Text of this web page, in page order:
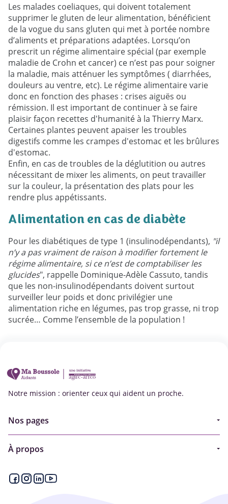
Les malades coeliaques, qui doivent totalement
supprimer le gluten de leur alimentation, bénéficient
de la vogue du sans gluten qui met à portée nombre
d’aliments et préparations adaptées. Lorsqu’on
prescrit un régime alimentaire spécial (par exemple
maladie de Crohn et cancer) ce n’est pas pour soigner
la maladie, mais atténuer les symptômes ( diarrhées,
douleurs au ventre, etc). Le régime alimentaire varie
donc en fonction des phases : crises aiguës ou
rémission. Il est important de continuer à se faire
plaisir façon recettes d'humanité à la Thierry Marx.
Certaines plantes peuvent apaiser les troubles
digestifs comme les crampes d'estomac et les brûlures
d'estomac.
Enfin, en cas de troubles de la déglutition ou autres
nécessitant de mixer les aliments, on peut travailler
sur la couleur, la présentation des plats pour les
rendre plus appétissants.
Alimentation en cas de diabète
Pour les diabétiques de type 1 (insulinodépendants), "il
n’y a pas vraiment de raison à modifier fortement le
régime alimentaire, si ce n’est de comptabiliser les
glucides", rappelle Dominique-Adèle Cassuto, tandis
que les non-insulinodépendants doivent surtout
surveiller leur poids et donc privilégier une
alimentation riche en légumes, pas trop grasse, ni trop
sucrée… Comme l’ensemble de la population !
Notre mission : orienter ceux qui aident un proche.
Nos pages
Aides financières et congés
À propos
Qui sommes-nous ?